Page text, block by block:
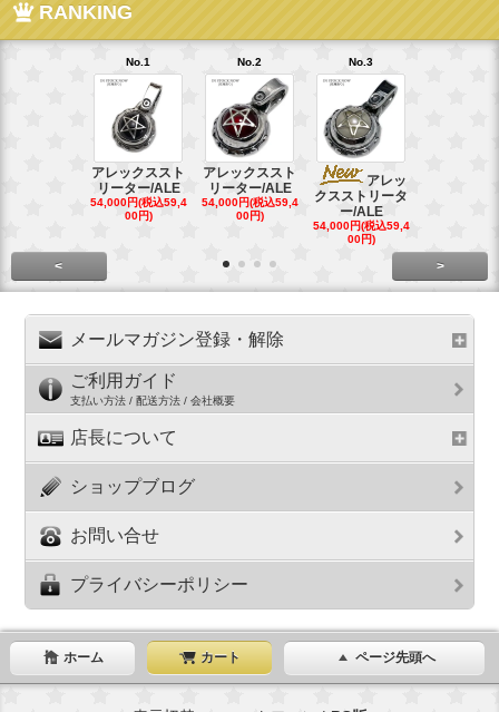
RANKING
No.1
アレックススト
リーター/ALE
54,000円(税込59,4
00円)
No.2
アレックススト
リーター/ALE
54,000円(税込59,4
00円)
No.3
アレッ
クスストリータ
ー/ALE
54,000円(税込59,4
00円)
< >
メールマガジン登録・解除
ご利用ガイド
支払い方法 / 配送方法 / 会社概要
店長について
ショップブログ
お問い合せ
プライバシーポリシー
ホーム カート ページ先頭へ